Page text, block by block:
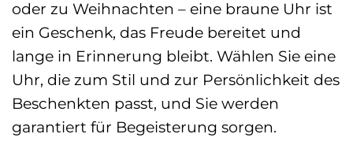
oder zu Weihnachten – eine braune Uhr ist
ein Geschenk, das Freude bereitet und
lange in Erinnerung bleibt. Wählen Sie eine
Uhr, die zum Stil und zur Persönlichkeit des
Beschenkten passt, und Sie werden
garantiert für Begeisterung sorgen.